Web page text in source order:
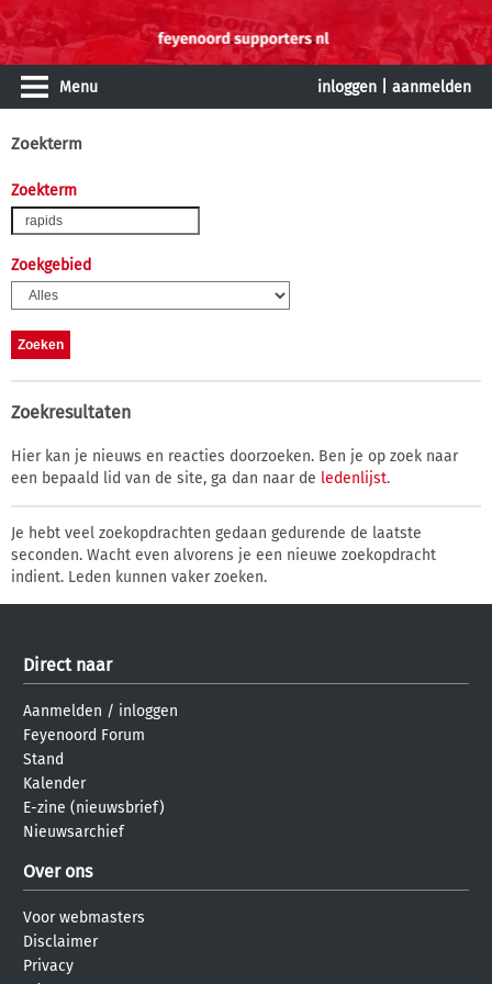
Menu inloggen aanmelden
Zoekterm
Zoekterm
Zoekgebied
Zoekresultaten
Hier kan je nieuws en reacties doorzoeken. Ben je op zoek naar
een bepaald lid van de site, ga dan naar de ledenlijst.
Je hebt veel zoekopdrachten gedaan gedurende de laatste
seconden. Wacht even alvorens je een nieuwe zoekopdracht
indient. Leden kunnen vaker zoeken.
Direct naar
Aanmelden / inloggen
Feyenoord Forum
Stand
Kalender
E-zine (nieuwsbrief)
Nieuwsarchief
Over ons
Voor webmasters
Disclaimer
Privacy